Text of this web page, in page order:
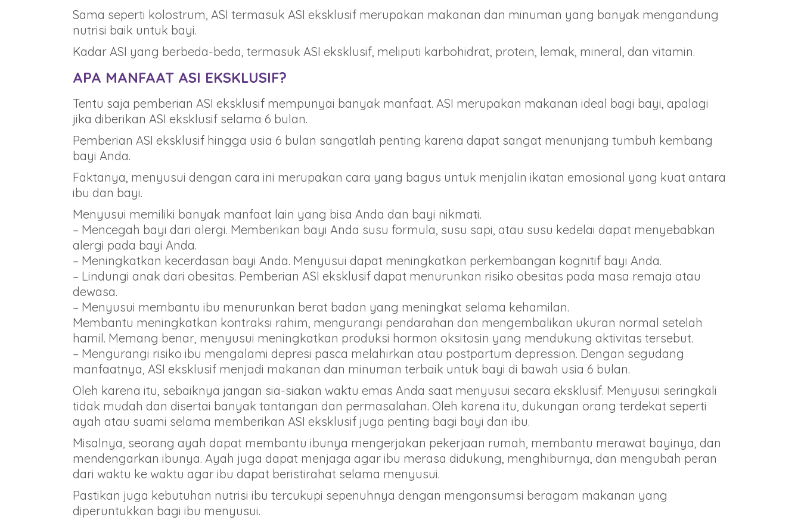
Sama seperti kolostrum, ASI termasuk ASI eksklusif merupakan makanan dan minuman yang banyak mengandung
nutrisi baik untuk bayi.
Kadar ASI yang berbeda-beda, termasuk ASI eksklusif, meliputi karbohidrat, protein, lemak, mineral, dan vitamin.
APA MANFAAT ASI EKSKLUSIF?
Tentu saja pemberian ASI eksklusif mempunyai banyak manfaat. ASI merupakan makanan ideal bagi bayi, apalagi
jika diberikan ASI eksklusif selama 6 bulan.
Pemberian ASI eksklusif hingga usia 6 bulan sangatlah penting karena dapat sangat menunjang tumbuh kembang
bayi Anda.
Faktanya, menyusui dengan cara ini merupakan cara yang bagus untuk menjalin ikatan emosional yang kuat antara
ibu dan bayi.
Menyusui memiliki banyak manfaat lain yang bisa Anda dan bayi nikmati.
– Mencegah bayi dari alergi. Memberikan bayi Anda susu formula, susu sapi, atau susu kedelai dapat menyebabkan
alergi pada bayi Anda.
– Meningkatkan kecerdasan bayi Anda. Menyusui dapat meningkatkan perkembangan kognitif bayi Anda.
– Lindungi anak dari obesitas. Pemberian ASI eksklusif dapat menurunkan risiko obesitas pada masa remaja atau
dewasa.
– Menyusui membantu ibu menurunkan berat badan yang meningkat selama kehamilan.
Membantu meningkatkan kontraksi rahim, mengurangi pendarahan dan mengembalikan ukuran normal setelah
hamil. Memang benar, menyusui meningkatkan produksi hormon oksitosin yang mendukung aktivitas tersebut.
– Mengurangi risiko ibu mengalami depresi pasca melahirkan atau postpartum depression. Dengan segudang
manfaatnya, ASI eksklusif menjadi makanan dan minuman terbaik untuk bayi di bawah usia 6 bulan.
Oleh karena itu, sebaiknya jangan sia-siakan waktu emas Anda saat menyusui secara eksklusif. Menyusui seringkali
tidak mudah dan disertai banyak tantangan dan permasalahan. Oleh karena itu, dukungan orang terdekat seperti
ayah atau suami selama memberikan ASI eksklusif juga penting bagi bayi dan ibu.
Misalnya, seorang ayah dapat membantu ibunya mengerjakan pekerjaan rumah, membantu merawat bayinya, dan
mendengarkan ibunya. Ayah juga dapat menjaga agar ibu merasa didukung, menghiburnya, dan mengubah peran
dari waktu ke waktu agar ibu dapat beristirahat selama menyusui.
Pastikan juga kebutuhan nutrisi ibu tercukupi sepenuhnya dengan mengonsumsi beragam makanan yang
diperuntukkan bagi ibu menyusui.